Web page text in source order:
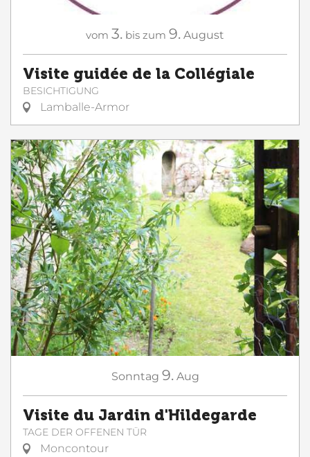
vom 3. bis zum 9. August
Visite guidée de la Collégiale
BESICHTIGUNG
Lamballe-Armor
Sonntag 9. Aug
Visite du Jardin d'Hildegarde
TAGE DER OFFENEN TÜR
Moncontour